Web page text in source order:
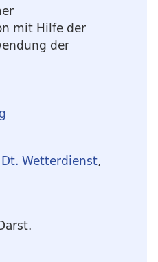
mit Hilfe der
der
Dt. Wetterdienst,